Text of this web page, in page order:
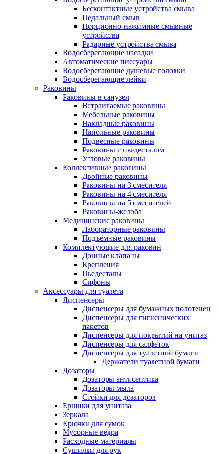
Бесконтактные устройства смыва
Педальный смыв
Порционно-нажимные смывные
устройства
Радарные устройства смыва
Водосберегающие насадки
Автоматические писсуары
Водосберегающие душевые головки
Водосберегающие лейки
Раковины
Раковины в санузел
Встраиваемые раковины
Мебельные раковины
Накладные раковины
Напольные раковины
Подвесные раковины
Раковины с пьедесталом
Угловые раковины
Коллективные раковины
Двойные раковины
Раковины на 3 смесителя
Раковины на 4 смесителя
Раковины на 5 смесителей
Раковины-желоба
Медицинские раковины
Лабораторные раковины
Подъёмные раковины
Комплектующие для раковин
Донные клапаны
Крепления
Пьедесталы
Сифоны
Аксессуары для туалета
Диспенсеры
Диспенсеры для бумажных полотенец
Диспенсеры для гигиенических
пакетов
Диспенсеры для покрытий на унитаз
Диспенсеры для салфеток
Диспенсеры для туалетной бумаги
Держатели туалетной бумаги
Дозаторы
Дозаторы антисептика
Дозаторы мыла
Стойки для дозаторов
Ершики для унитаза
Зеркала
Крючки для сумок
Мусорные вёдра
Расходные материалы
Сушилки для рук